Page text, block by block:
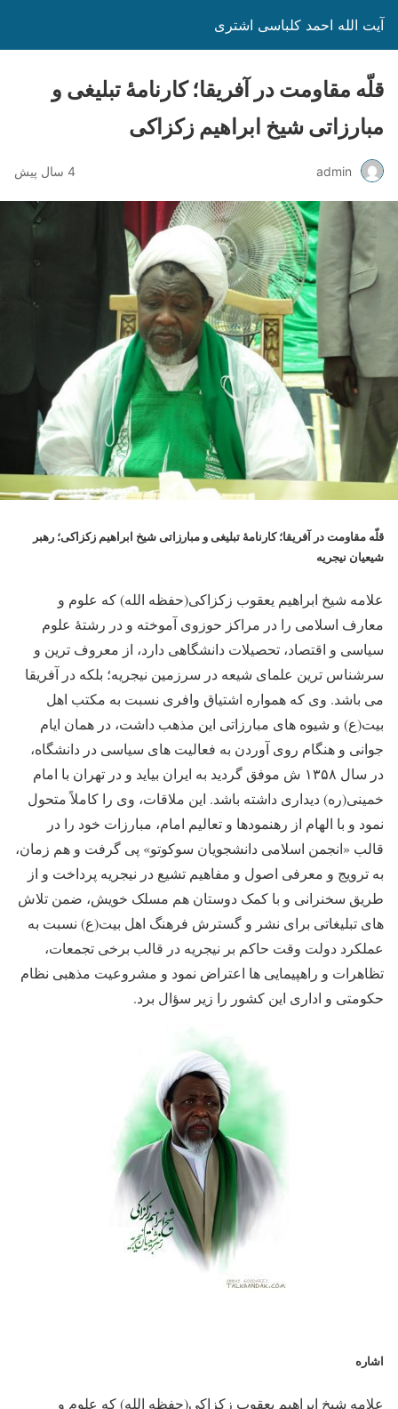
آیت الله احمد کلباسی اشتری
قلّه مقاومت در آفریقا؛ کارنامۀ تبلیغی و
مبارزاتی شیخ ابراهیم زکزاکی
admin 4 سال پیش
قلّه مقاومت در آفریقا؛ کارنامۀ تبلیغی و مبارزاتی شیخ ابراهیم زکزاکی؛ رهبر
شیعیان نیجریه
علامه شیخ ابراهیم یعقوب زکزاکی(حفظه الله) که علوم و
معارف اسلامی را در مراکز حوزوی آموخته و در رشتۀ علوم
سیاسی و اقتصاد، تحصیلات دانشگاهی دارد، از معروف ترین و
سرشناس ترین علمای شیعه در سرزمین نیجریه؛ بلکه در آفریقا
می باشد. وی که همواره اشتیاق وافری نسبت به مکتب اهل
بیت(ع) و شیوه های مبارزاتی این مذهب داشت، در همان ایام
جوانی و هنگام روی آوردن به فعالیت های سیاسی در دانشگاه،
در سال ۱۳۵۸ ش موفق گردید به ایران بیاید و در تهران با امام
خمینی(ره) دیداری داشته باشد. این ملاقات، وی را کاملاً متحول
نمود و با الهام از رهنمودها و تعالیم امام، مبارزات خود را در
قالب «انجمن اسلامی دانشجویان سوکوتو» پی گرفت و هم زمان،
به ترویج و معرفی اصول و مفاهیم تشیع در نیجریه پرداخت و از
طریق سخنرانی و با کمک دوستان هم مسلک خویش، ضمن تلاش
های تبلیغاتی برای نشر و گسترش فرهنگ اهل بیت(ع) نسبت به
عملکرد دولت وقت حاکم بر نیجریه در قالب برخی تجمعات،
تظاهرات و راهپیمایی ها اعتراض نمود و مشروعیت مذهبی نظام
حکومتی و اداری این کشور را زیر سؤال برد.
اشاره
علامه شیخ ابراهیم یعقوب زکزاکی(حفظه الله) که علوم و